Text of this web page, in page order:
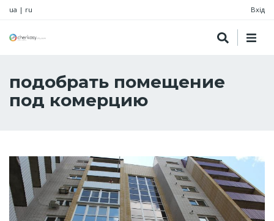
ua | ru Вхід
подобрать помещение
под комерцию